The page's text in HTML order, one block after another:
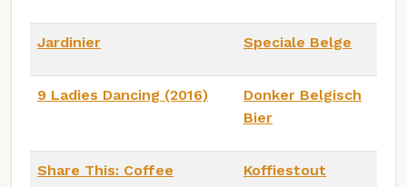
Jardinier Speciale Belge
9 Ladies Dancing (2016)
Donker Belgisch
Bier
Share This: Coffee Koffiestout